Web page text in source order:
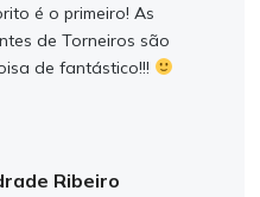
é o primeiro! As
de Torneiros são
de fantástico!!!
Ribeiro